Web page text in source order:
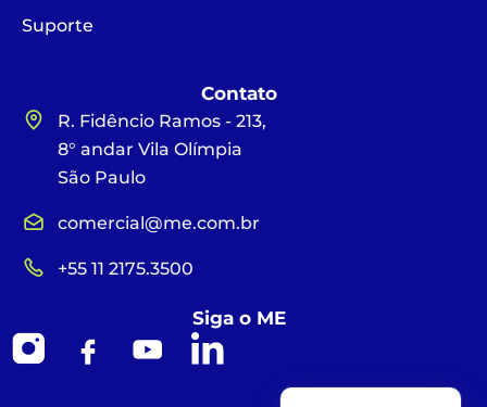
Suporte
Contato
R. Fidêncio Ramos - 213,
8° andar Vila Olímpia
São Paulo
comercial@me.com.br
+55 11 2175.3500
Siga o ME